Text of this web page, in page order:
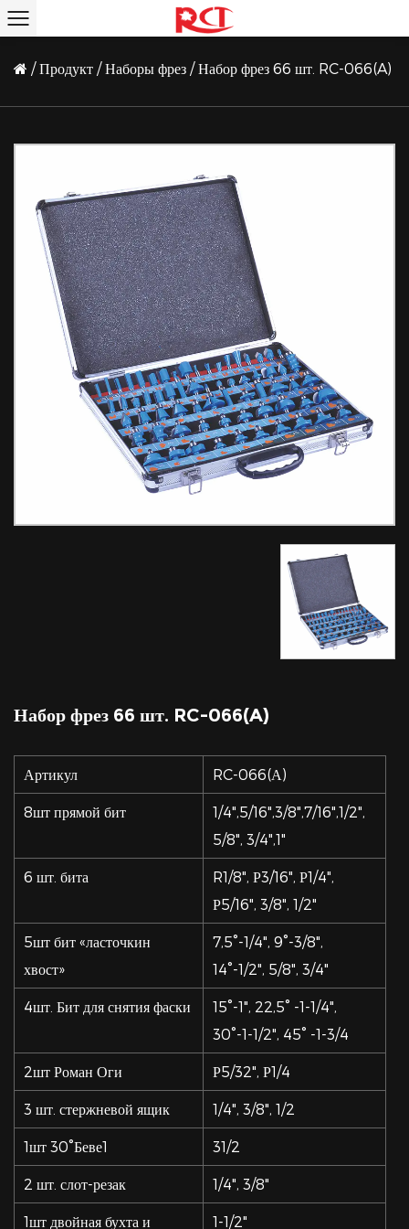
/Продукт /Наборы фрез /Набор фрез 66 шт. RC-066(A)
Набор фрез 66 шт. RC-066(A)
Артикул RC-066(А)
8шт прямой бит
1/4",5/16",3/8",7/16",1/2",
5/8", 3/4",1"
6 шт. бита
R1/8", Р3/16", Р1/4",
Р5/16", 3/8", 1/2"
5шт бит «ласточкин
хвост»
7,5°-1/4", 9°-3/8",
14°-1/2", 5/8", 3/4"
4шт. Бит для снятия фаски
15°-1", 22,5° -1-1/4",
30°-1-1/2", 45° -1-3/4
2шт Роман Оги Р5/32", Р1/4
3 шт. стержневой ящик 1/4", 3/8", 1/2
1шт 30°Беве1 31/2
2 шт. слот-резак 1/4", 3/8"
1шт двойная бухта и
1-1/2"